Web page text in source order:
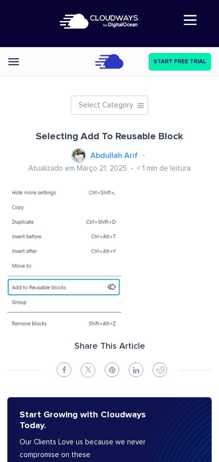
Abre a navegação
Categories START FREE TRIAL
Select Category
Selecting Add To Reusable Block
Abdullah Arif
Atualizado em Março 21, 2025 < 1 min de leitura
Share This Article
Start Growing with Cloudways
Today.
Our Clients Love us because we never
compromise on these